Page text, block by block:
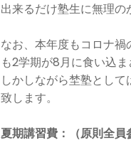
出来るだけ塾生に無理の
なお、本年度もコロナ
も2学期が8月に食い込
しかしながら埜塾とし
致します。
夏期講習費：（原則全員